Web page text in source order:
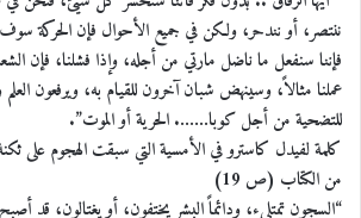
ك
إ
ن
l
r
ر
ي
س
i
ننتصر، أو نندحر، ولكن في جميع الأحوال فإن الحركة
فإننا سنفعل ما ناضل مارتي من أجله، وإذا فشلنا، فإن
عملنا مثالاً، وسينهض شبان آخرون للقيام به، ويرفعون
للتضحية من أجل كوبا……. الحرية أو الموت”.
كلمة لفيدل كاسترو في الأمسية التي سبقت الهجوم على
من الكتاب (ص 19)
“السجون تمتليء، ودائماً البشر يختفون، أو يغتالون، قد